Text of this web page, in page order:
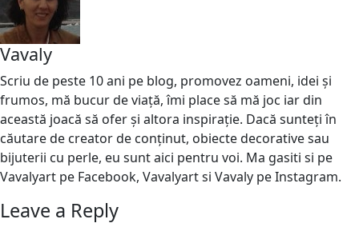
Vavaly
Scriu de peste 10 ani pe blog, promovez oameni, idei și
frumos, mă bucur de viață, îmi place să mă joc iar din
această joacă să ofer și altora inspirație. Dacă sunteți în
căutare de creator de conținut, obiecte decorative sau
bijuterii cu perle, eu sunt aici pentru voi. Ma gasiti si pe
Vavalyart pe Facebook, Vavalyart si Vavaly pe Instagram.
Leave a Reply